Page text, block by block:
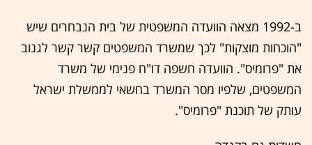
ב-1992 מצאה הוועדה המשפטית של בית הנבחרים שיש
"הוכחות מוצקות" לכך שמשרד המשפטים קשר קשר לגנוב
את "פרומיס". הוועדה חשפה דו"ח פנימי של משרד
המשפטים, שלפיו מסר המשרד בחשאי לממשלת ישראל
עותק של תוכנת "פרומיס".